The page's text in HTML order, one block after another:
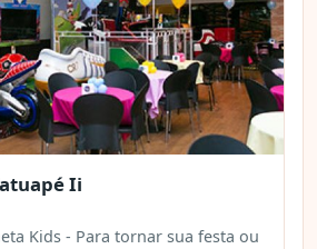
Ii
Kids - Para tornar sua festa ou